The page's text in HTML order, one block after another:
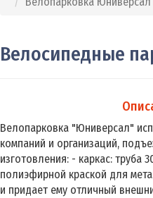
Велосипедные
Велопарковка "Юниверсал"
компаний и организаций,
изготовления: - каркас: труба
полиэфирной краской для
и придает ему отличный